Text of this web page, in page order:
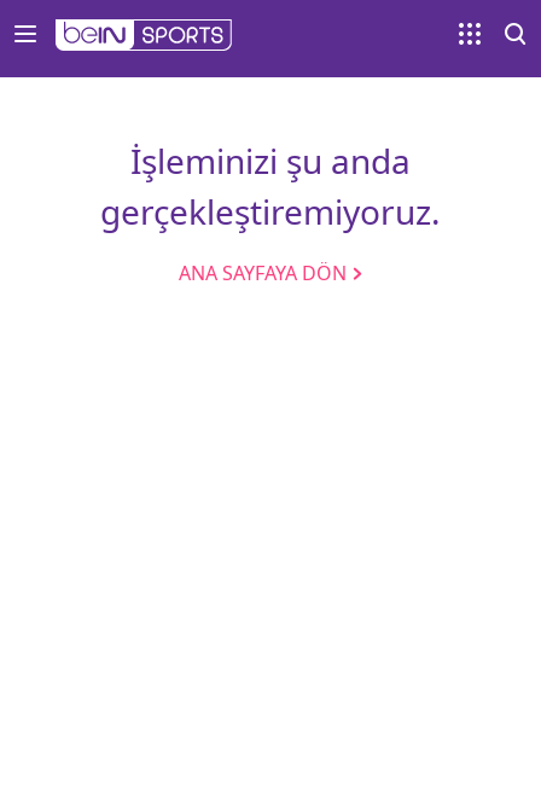
İşleminizi şu anda
gerçekleştiremiyoruz.
ANA SAYFAYA DÖN